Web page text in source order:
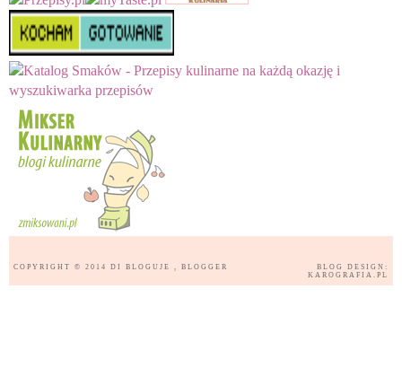
COPYRIGHT © 2014 DI BLOGUJE , BLOGGER
BLOG DESIGN:
KAROGRAFIA.PL